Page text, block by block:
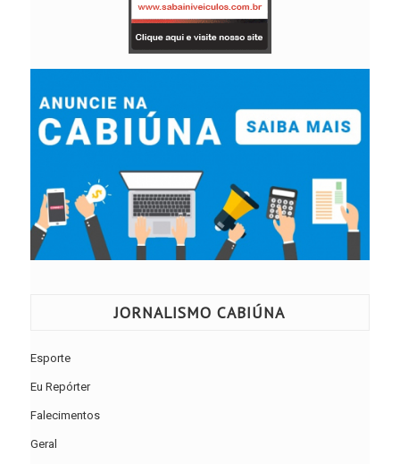
JORNALISMO CABIÚNA
Esporte
Eu Repórter
Falecimentos
Geral